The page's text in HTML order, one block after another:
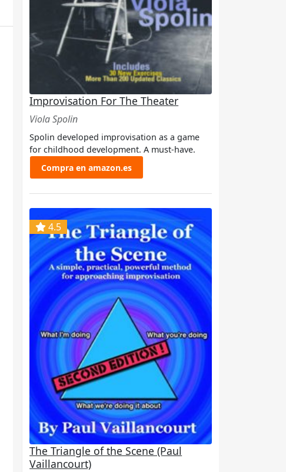
Improvisation For The Theater
Viola Spolin
Spolin developed improvisation as a game
for childhood development. A must-have.
Compra en amazon.es
4.5
The Triangle of the Scene (Paul
Vaillancourt)